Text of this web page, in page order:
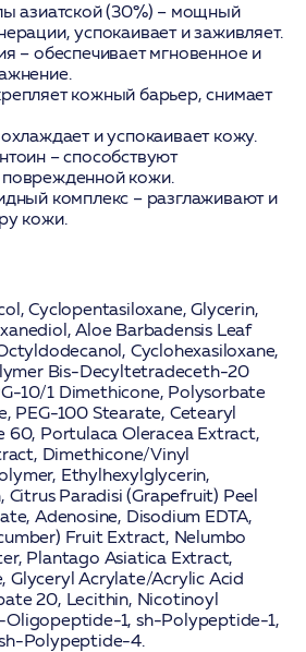
азиатской (30%) – мощный
успокаивает и заживляет.
– обеспечивает мгновенное и
кожный барьер, снимает
и успокаивает кожу.
– способствуют
кожи.
комплекс – разглаживают и
кожи.
Cyclopentasiloxane, Glycerin,
Aloe Barbadensis Leaf
Cyclohexasiloxane,
Bis-Decyltetradeceth-20
10/1 Dimethicone, Polysorbate
PEG-100 Stearate, Cetearyl
60, Portulaca Oleracea Extract,
, Dimethicone/Vinyl
Ethylhexylglycerin,
, Citrus Paradisi (Grapefruit) Peel
Adenosine, Disodium EDTA,
Fruit Extract, Nelumbo
Plantago Asiatica Extract,
, Glyceryl Acrylate/Acrylic Acid
20, Lecithin, Nicotinoyl
1, sh-Polypeptide-1,
Polypeptide-4.